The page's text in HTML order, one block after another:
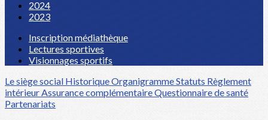
2024
2023
Inscription médiathèque
Lectures sportives
Visionnages sportifs
Le siège social HistoriqueOrganigrammeStatuts Règlement
intérieurAssurance complémentaireQuestionnaire de santé
Partenariats